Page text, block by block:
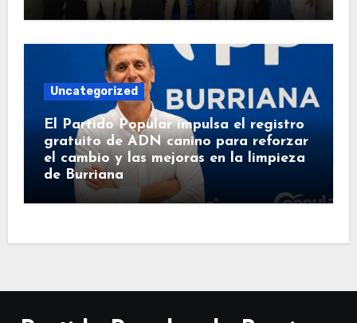
Uncategorized
El Partido Popular impulsa el registro
gratuito de ADN canino para reforzar
el cambio y las mejoras en la limpieza
de Burriana